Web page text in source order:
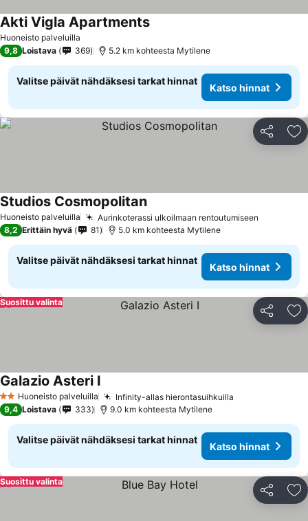
Huoneisto palveluilla
Akti Vigla ApartmentsKatso hinnat
9,8 Loistava 369 5.2 km kohteesta Mytilene
Valitse päivät nähdäksesi tarkat hinnat
Katso hinnat
Jaa
Huoneisto palveluilla Aurinkoterassi ulkoilmaan rentoutumiseen
Studios CosmopolitanKatso hinnat
8,2 Erittäin hyvä 81 5.0 km kohteesta Mytilene
Valitse päivät nähdäksesi tarkat hinnat
Katso hinnat
Jaa
Suosittu valinta
2 Tähtiluokitus
Huoneisto palveluilla Infinity-allas hierontasuihkuilla
Galazio Asteri I
9,4 Loistava 333 9.0 km kohteesta Mytilene
Valitse päivät nähdäksesi tarkat hinnat
Katso hinnat
Jaa
Suosittu valinta